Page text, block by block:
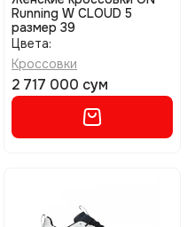
Running W CLOUD 5
размер 39
Цвета:
Кроссовки
2 717 000 сум